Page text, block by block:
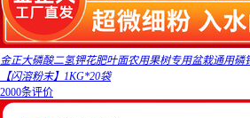
金正大磷酸二氢钾花肥叶面农用果树专用盆栽通用磷
【闪溶粉末】1KG*20袋
2000条评价